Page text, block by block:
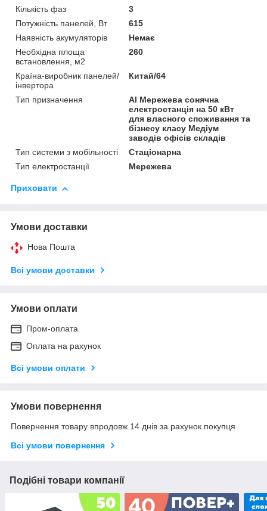
Кількість фаз
3
Потужність панелей, Вт
615
Наявність акумуляторів
Немає
Необхідна площа
встановлення, м2
260
Країна-виробник панелей/
інвертора
Китай/64
Тип призначення
Al Мережева сонячна
електростанція на 50 кВт
для власного споживання та
бізнесу класу Медіум
заводів офісів складів
Тип системи з мобільності
Стаціонарна
Тип електростанції
Мережева
Приховати
Умови доставки
Нова Пошта
Всі умови доставки
Умови оплати
Пром-оплата
Оплата на рахунок
Всі умови оплати
Умови повернення
Повернення товару впродовж 14 днів за рахунок покупця
Всі умови повернення
Подібні товари компанії